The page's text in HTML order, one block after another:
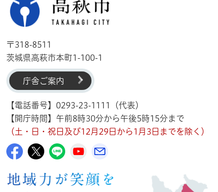
〒318-8511
茨城県高萩市本町1-100-1
庁舎ご案内
【電話番号】0293-23-1111（代表）
【開庁時間】午前8時30分から午後5時15分まで
（土・日・祝日及び12月29日から1月3日までを除く）
高萩市公式Facebook
高萩市公式X
高萩市公式LINE
高萩市YouTube公式チャンネル